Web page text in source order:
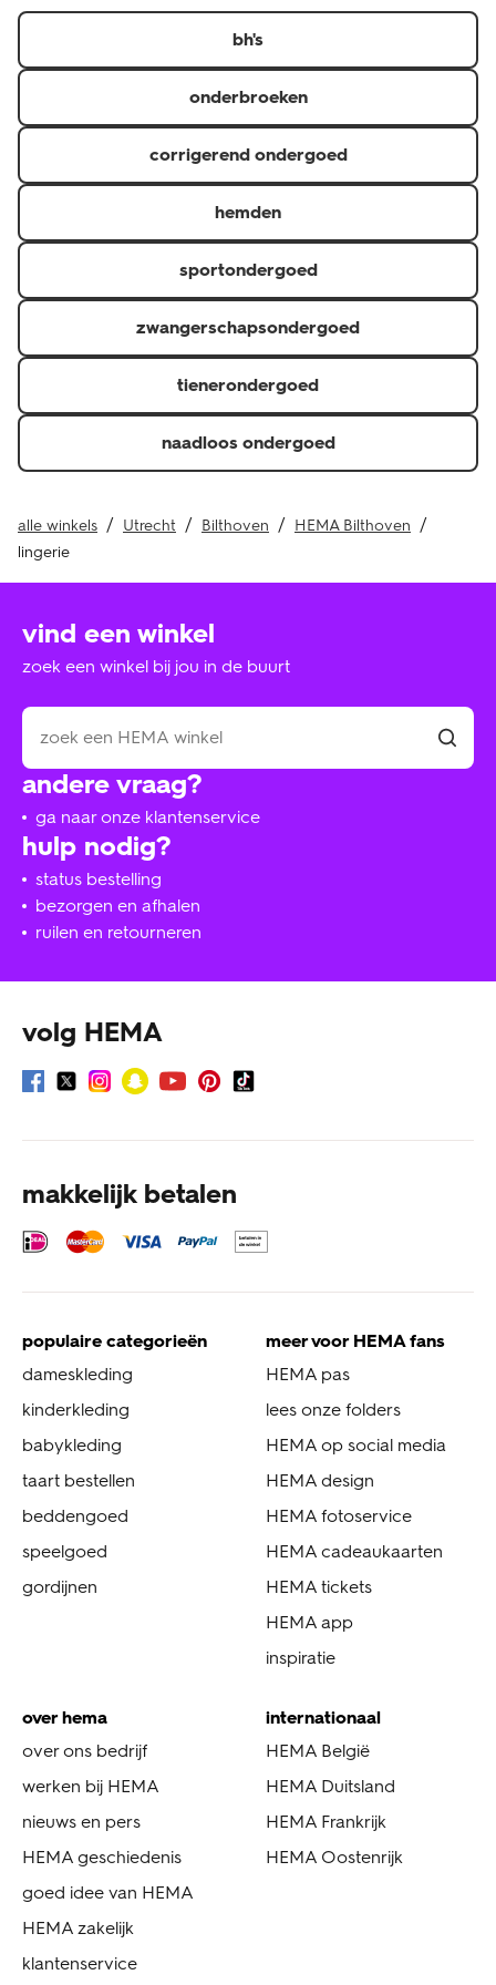
er in diverse kleuren, designs en verschillende maten.
bh's
onderbroeken
corrigerend ondergoed
hemden
sportondergoed
zwangerschapsondergoed
tienerondergoed
naadloos ondergoed
alle winkels Utrecht Bilthoven
HEMA Bilthoven
lingerie
hulp nodig?
status bestelling
bezorgen en afhalen
ruilen en retourneren
andere vraag?
ga naar onze klantenservice
vind een winkel
zoek een winkel bij jou in de buurt
volg HEMA
makkelijk betalen
populaire categorieën
dameskleding
kinderkleding
babykleding
taart bestellen
beddengoed
speelgoed
gordijnen
meer voor HEMA fans
HEMA pas
lees onze folders
HEMA op social media
HEMA design
HEMA fotoservice
HEMA cadeaukaarten
HEMA tickets
HEMA app
inspiratie
over hema
over ons bedrijf
werken bij HEMA
nieuws en pers
HEMA geschiedenis
goed idee van HEMA
HEMA zakelijk
klantenservice
internationaal
HEMA België
HEMA Duitsland
HEMA Frankrijk
HEMA Oostenrijk